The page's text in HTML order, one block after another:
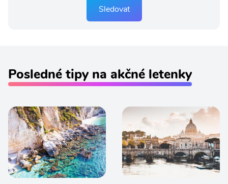
Sledovat
Posledné tipy na akčné letenky